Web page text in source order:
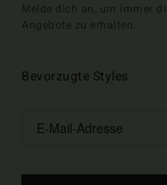
Melde dich an, um immer
Angebote zu erhalten.
Bevorzugte Styles